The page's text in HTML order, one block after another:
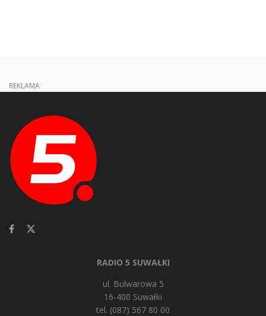
REKLAMA
RADIO 5 SUWAŁKI
ul. Bulwarowa 5
16-400 Suwałki
tel. (087) 567 80 00